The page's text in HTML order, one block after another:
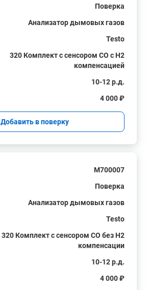
Поверка
Анализатор дымовых газов
Testo
320 Комплект с сенсором СО с H2
компенсацией
10-12 р.д.
4 000 ₽
Добавить в поверку
M700007
Поверка
Анализатор дымовых газов
Testo
320 Комплект с сенсором СО без H2
компенсации
10-12 р.д.
4 000 ₽